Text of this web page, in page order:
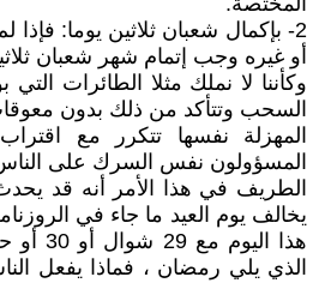
2- بإكمال شعبان ثلاثين يوما:
أو غيره وجب إتمام شهر شعبان
وكأننا لا نملك مثلا الطائرات
السحب وتتأكد من ذلك بدون
المهزلة نفسها تتكرر مع
المسؤولون نفس السرك على
الطريف في هذا الأمر أنه قد يحدث
يخالف يوم العيد ما جاء في
الذي يلي رمضان ، فماذا يفعل